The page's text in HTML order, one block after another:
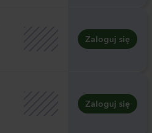
Zaloguj się
Zaloguj się